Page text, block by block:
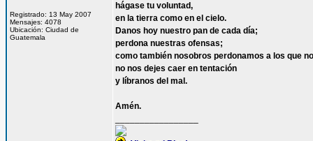
Registrado: 13 May 2007
Mensajes: 4078
Ubicación: Ciudad de
Guatemala
hágase tu voluntad,
en la tierra como en el cielo.
Danos hoy nuestro pan de cada día;
perdona nuestras ofensas;
como también nosobros perdonamos a los que
no nos dejes caer en tentación
y líbranos del mal.
Amén.